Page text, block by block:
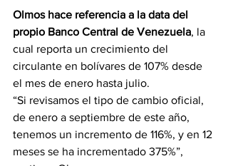
Olmos hace referencia a la data del
propio Banco Central de Venezuela, la
cual reporta un crecimiento del
circulante en bolívares de 107% desde
el mes de enero hasta julio.
“Si revisamos el tipo de cambio oficial,
de enero a septiembre de este año,
tenemos un incremento de 116%, y en 12
meses se ha incrementado 375%”,